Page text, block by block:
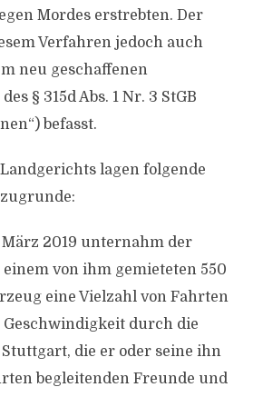
Mordes erstrebten. Der
Verfahren jedoch auch
neu geschaffenen
§ 315d Abs. 1 Nr. 3 StGB
befasst.
lagen folgende
März 2019 unternahm der
von ihm gemieteten 550
eine Vielzahl von Fahrten
durch die
die er oder seine ihn
begleitenden Freunde und